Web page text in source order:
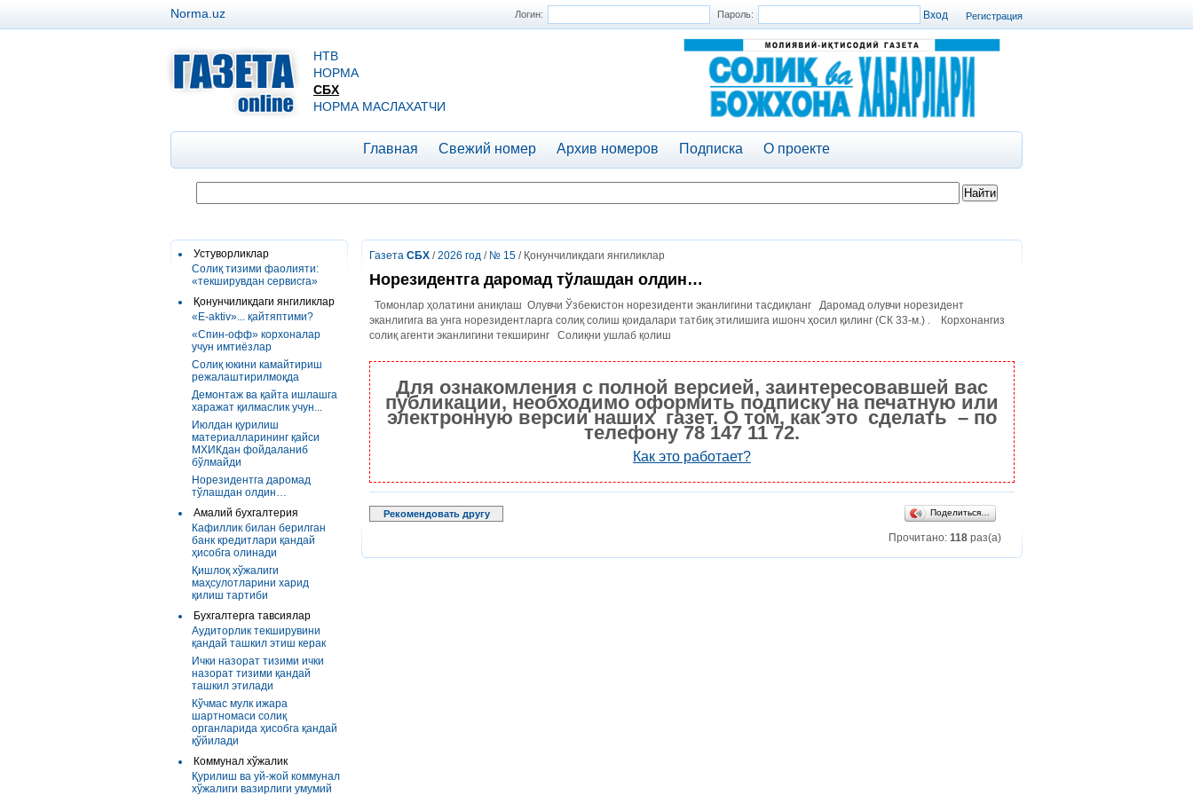
Регистрация
Логин: Пароль:
Norma.uz
НТВ
НОРМА
СБХ
НОРМА МАСЛАХАТЧИ
Главная Свежий номер Архив номеров Подписка О проекте
Устуворликлар
Солиқ тизими фаолияти:
«текширувдан сервисга»
Қонунчиликдаги янгиликлар
«E-aktiv»... қайтяптими?
«Спин-офф» корхоналар
учун имтиёзлар
Солиқ юкини камайтириш
режалаштирилмоқда
Демонтаж ва қайта ишлашга
харажат қилмаслик учун...
Июлдан қурилиш
материалларининг қайси
МХИКдан фойдаланиб
бўлмайди
Норезидентга даромад
тўлашдан олдин…
Амалий бухгалтерия
Кафиллик билан берилган
банк кредитлари қандай
ҳисобга олинади
Қишлоқ хўжалиги
маҳсулотларини харид
қилиш тартиби
Бухгалтерга тавсиялар
Аудиторлик текширувини
қандай ташкил этиш керак
Ички назорат тизими ички
назорат тизими қандай
ташкил этилади
Кўчмас мулк ижара
шартномаси солиқ
органларида ҳисобга қандай
қўйилади
Коммунал хўжалик
Қурилиш ва уй-жой коммунал
хўжалиги вазирлиги умумий
Газета СБХ /2026 год / № 15 / Қонунчиликдаги янгиликлар
Норезидентга даромад тўлашдан олдин…
Томонлар ҳолатини аниқлаш Олувчи Ўзбекистон норезиденти эканлигини тасдиқланг Даромад олувчи норезидент
эканлигига ва унга норезидентларга солиқ солиш қоидалари татбиқ этилишига ишонч ҳосил қилинг (СК 33-м.) . Корхонангиз
солиқ агенти эканлигини текширинг Солиқни ушлаб қолиш
Для ознакомления с полной версией, заинтересовавшей вас
публикации, необходимо оформить подписку на печатную или
электронную версии наших газет. О том, как это сделать – по
телефону 78 147 11 72.
Как это работает?
Рекомендовать другу Поделиться…
Прочитано: 118 раз(а)